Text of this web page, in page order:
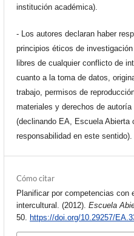
institución académica).
- Los autores declaran haber
principios éticos de
libres de cualquier conflicto de
cuanto a la toma de datos,
trabajo, permisos de
materiales y derechos de autoría
(declinando EA, Escuela Abierta
responsabilidad en este sentido).
Cómo citar
Planificar por competencias con
intercultural. (2012).Escuela
50.https://doi.org/10.29257/